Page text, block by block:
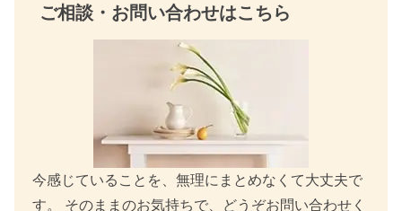
ご相談・お問い合わせはこちら
今感じていることを、無理にまとめなくて大丈夫で
す。 そのままのお気持ちで、どうぞお問い合わせく